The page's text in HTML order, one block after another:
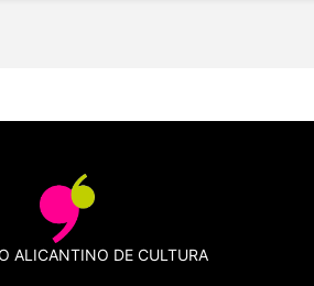
ALICANTINO DE CULTURA